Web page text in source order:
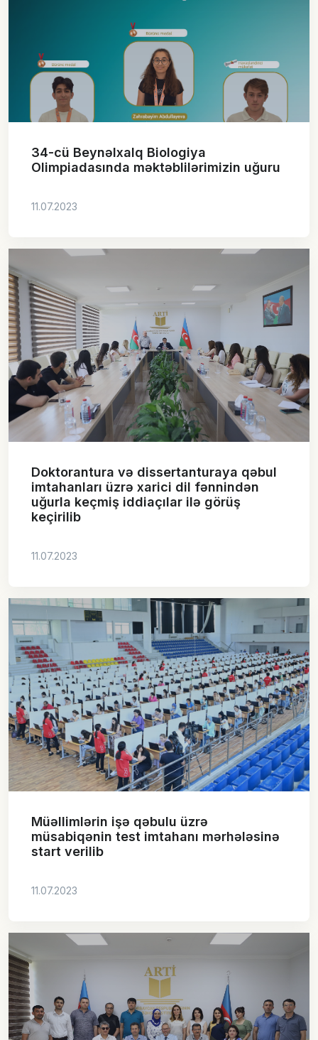
34-cü Beynəlxalq Biologiya
Olimpiadasında məktəblilərimizin uğuru
11.07.2023
Doktorantura və dissertanturaya qəbul
imtahanları üzrə xarici dil fənnindən
uğurla keçmiş iddiaçılar ilə görüş
keçirilib
11.07.2023
Müəllimlərin işə qəbulu üzrə
müsabiqənin test imtahanı mərhələsinə
start verilib
11.07.2023